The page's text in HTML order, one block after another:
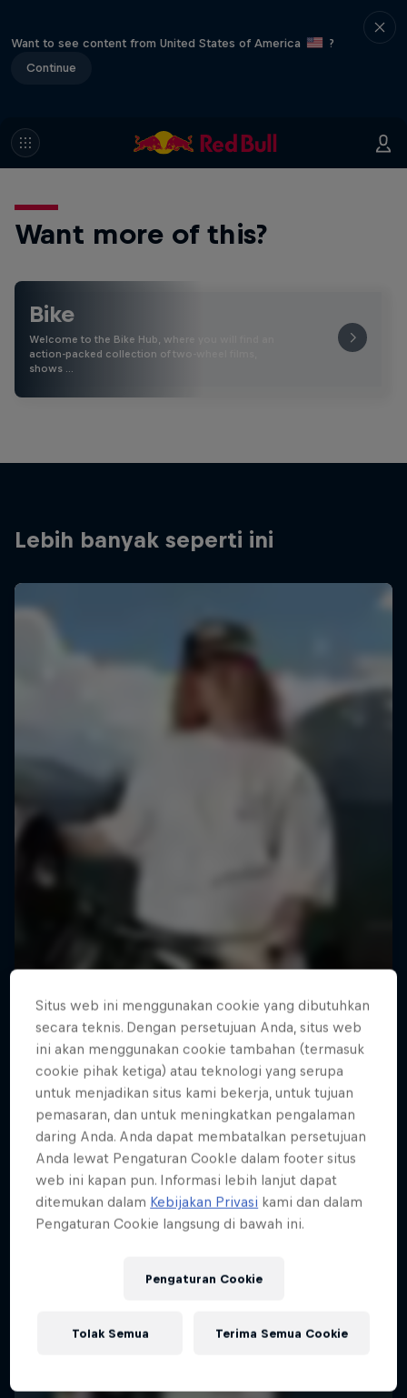
Want to see content from United States of America
?
Continue
Want more of this?
Bike
Welcome to the Bike Hub, where you will find an
action-packed collection of two-wheel films,
shows …
Lebih banyak seperti ini
Road to Rampage
Riders who challenge MTB's baddest contest
1 Season · 5 episodes
Situs web ini menggunakan cookie yang dibutuhkan
secara teknis. Dengan persetujuan Anda, situs web
ini akan menggunakan cookie tambahan (termasuk
cookie pihak ketiga) atau teknologi yang serupa
untuk menjadikan situs kami bekerja, untuk tujuan
pemasaran, dan untuk meningkatkan pengalaman
daring Anda. Anda dapat membatalkan persetujuan
Anda lewat Pengaturan CookIe dalam footer situs
web ini kapan pun. Informasi lebih lanjut dapat
ditemukan dalam Kebijakan Privasi kami dan dalam
Pengaturan Cookie langsung di bawah ini.
Pengaturan Cookie
Tolak Semua Terima Semua Cookie